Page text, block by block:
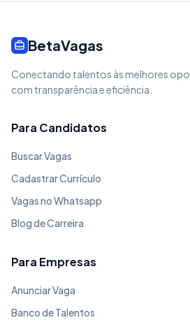
BetaVagas
Conectando talentos às melhores
com transparência e eficiência.
Para Candidatos
Buscar Vagas
Cadastrar Currículo
Vagas no Whatsapp
Blog de Carreira
Para Empresas
Anunciar Vaga
Banco de Talentos